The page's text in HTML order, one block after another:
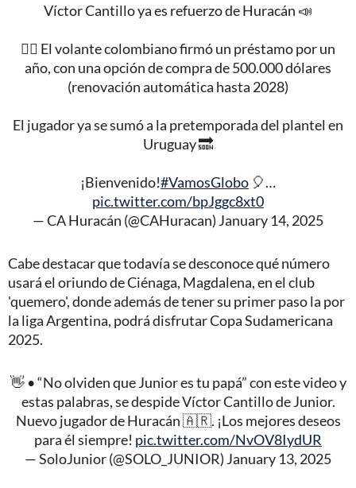
Víctor Cantillo ya es refuerzo de Huracán 📣
✍🏻 El volante colombiano firmó un préstamo por un
año, con una opción de compra de 500.000 dólares
(renovación automática hasta 2028)
El jugador ya se sumó a la pretemporada del plantel en
Uruguay 🔜
¡Bienvenido!#VamosGlobo 🎈…
pic.twitter.com/bpJggc8xt0
— CA Huracán (@CAHuracan) January 14, 2025
Cabe destacar que todavía se desconoce qué número
usará el oriundo de Ciénaga, Magdalena, en el club
'quemero', donde además de tener su primer paso la por
la liga Argentina, podrá disfrutar Copa Sudamericana
2025.
👋 • “No olviden que Junior es tu papá” con este video y
estas palabras, se despide Víctor Cantillo de Junior.
Nuevo jugador de Huracán 🇦🇷. ¡Los mejores deseos
para él siempre! pic.twitter.com/NvOV8IydUR
— SoloJunior (@SOLO_JUNIOR) January 13, 2025